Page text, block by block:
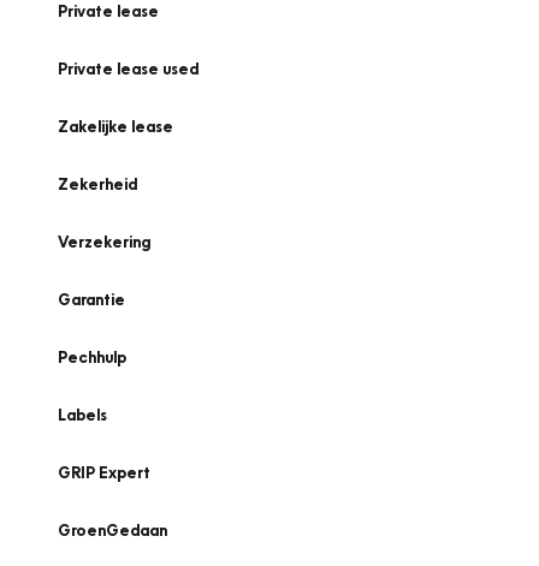
Private lease
Private lease used
Zakelijke lease
Zekerheid
Verzekering
Garantie
Pechhulp
Labels
GRIP Expert
GroenGedaan